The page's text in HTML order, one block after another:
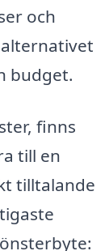
och
budget.
finns
till en
tilltalande